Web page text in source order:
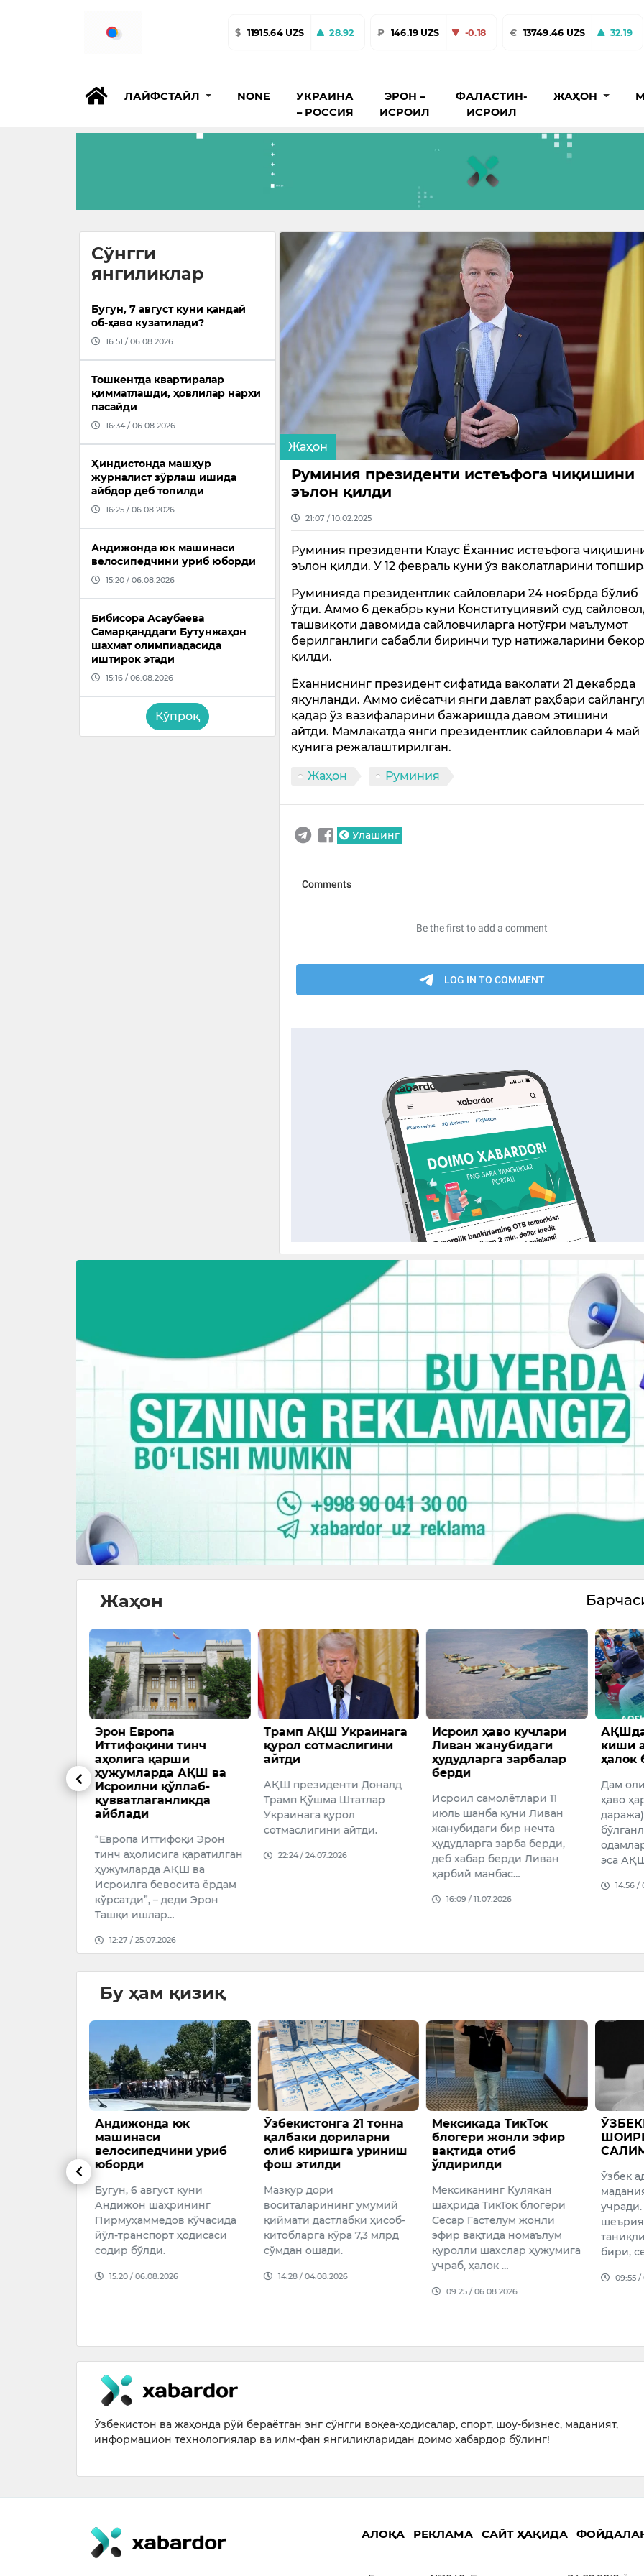
$ 11915.64 UZS 28.92 ₽ 146.19 UZS -0.18 € 13749.46 UZS 32.19
ЛАЙФСТАЙЛ NONE
УКРАИНА
– РОССИЯ
ЭРОН –
ИСРОИЛ
ФАЛАСТИН-
ИСРОИЛ
ЖАҲОН
Сўнгги
янгиликлар
Бугун, 7 август куни қандай
об-ҳаво кузатилади?
16:51 / 06.08.2026
Тошкентда квартиралар
қимматлашди, ҳовлилар нархи
пасайди
16:34 / 06.08.2026
Ҳиндистонда машҳур
журналист зўрлаш ишида
айбдор деб топилди
16:25 / 06.08.2026
Андижонда юк машинаси
велосипедчини уриб юборди
15:20 / 06.08.2026
Бибисора Асаубаева
Самарқанддаги Бутунжаҳон
шахмат олимпиадасида
иштирок этади
15:16 / 06.08.2026
Кўпроқ
Жаҳон
Руминия президенти истеъфога чиқишини
эълон қилди
21:07 / 10.02.2025
Руминия президенти Клаус Ёханнис истеъфога
эълон қилди. У 12 февраль куни ўз ваколатларини
Руминияда президентлик сайловлари 24 ноябрда бўлиб
ўтди. Аммо 6 декабрь куни Конституциявий суд
ташвиқоти давомида сайловчиларга нотўғри маълумот
берилганлиги сабабли биринчи тур натижаларини
қилди.
Ёханниснинг президент сифатида ваколати 21 декабрда
якунланди. Аммо сиёсатчи янги давлат раҳбари
қадар ўз вазифаларини бажаришда давом этишини
айтди. Мамлакатда янги президентлик сайловлари 4 май
кунига режалаштирилган.
Жаҳон Руминия
Улашинг
Жаҳон
барчаси
Эрон Европа
Иттифоқини тинч
аҳолига қарши
ҳужумларда АҚШ ва
Исроилни қўллаб-
қувватлаганликда
айблади
“Европа Иттифоқи Эрон
тинч аҳолисига қаратилган
ҳужумларда АҚШ ва
Исроилга бевосита ёрдам
кўрсатди”, – деди Эрон
Ташқи ишлар…
12:27 / 25.07.2026
Трамп АҚШ Украинага
қурол сотмаслигини
айтди
АҚШ президенти Доналд
Трамп Қўшма Штатлар
Украинага қурол
сотмаслигини айтди.
22:24 / 24.07.2026
Исроил ҳаво кучлари
Ливан жанубидаги
ҳудудларга зарбалар
берди
Исроил самолётлари 11
июль шанба куни Ливан
жанубидаги бир нечта
ҳудудларга зарба берди,
деб хабар берди Ливан
ҳарбий манбас…
16:09 / 11.07.2026
киши
ҳалок
Дам
ҳаво
эса
14:56 /
Бу ҳам қизиқ
Андижонда юк
машинаси
велосипедчини уриб
юборди
Бугун, 6 август куни
Андижон шаҳрининг
Пирмуҳаммедов кўчасида
йўл-транспорт ҳодисаси
содир бўлди.
15:20 / 06.08.2026
Ўзбекистонга 21 тонна
қалбаки дориларни
олиб киришга уриниш
фош этилди
Мазкур дори
воситаларининг умумий
қиймати дастлабки ҳисоб-
китобларга кўра 7,3 млрд
сўмдан ошади.
14:28 / 04.08.2026
Мексикада ТикТок
блогери жонли эфир
вақтида отиб
ўлдирилди
Мексиканинг Кулякан
шаҳрида ТикТок блогери
Сесар Гастелум жонли
эфир вақтида номаълум
қуролли шахслар ҳужумига
учраб, ҳалок …
09:25 / 06.08.2026
Ўзбек
бири,
09:55 /
Ўзбекистон ва жаҳонда рўй бераётган энг сўнгги воқеа-ҳодисалар, спорт, шоу-бизнес, маданият,
информацион технологиялар ва илм-фан янгиликларидан доимо хабардор бўлинг!
АЛОҚА РЕКЛАМА САЙТ ҲАҚИДА